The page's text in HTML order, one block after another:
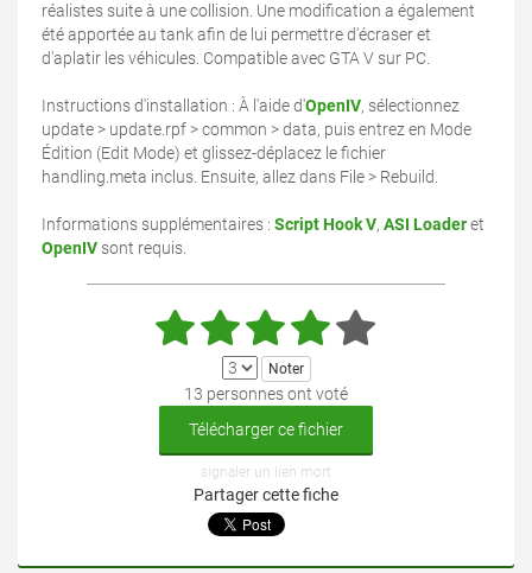
réalistes suite à une collision. Une modification a également
été apportée au tank afin de lui permettre d'écraser et
d'aplatir les véhicules. Compatible avec GTA V sur PC.
Instructions d'installation : À l'aide d'OpenIV, sélectionnez
update > update.rpf > common > data, puis entrez en Mode
Édition (Edit Mode) et glissez-déplacez le fichier
handling.meta inclus. Ensuite, allez dans File > Rebuild.
Informations supplémentaires : Script Hook V, ASI Loaderet
OpenIV sont requis.
13 personnes ont voté
Télécharger ce fichier
signaler un lien mort
Partager cette fiche